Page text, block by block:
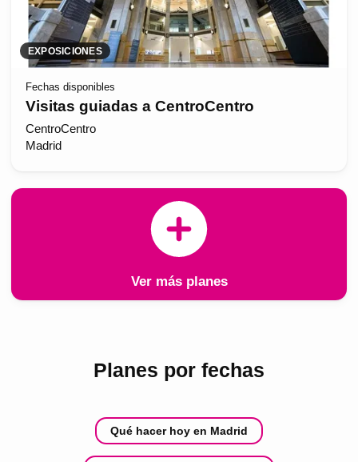
EXPOSICIONES
Fechas disponibles
Visitas guiadas a CentroCentro
CentroCentro
Madrid
Ver más planes
Planes por fechas
Qué hacer hoy en Madrid